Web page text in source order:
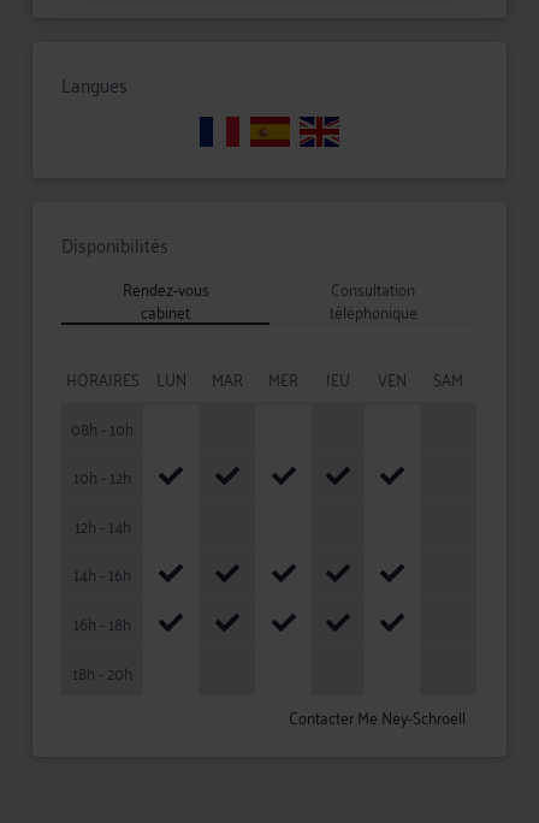
Langues
Disponibilités
Rendez-vous
cabinet
Consultation
téléphonique
HORAIRES LUN MAR MER JEU VEN
SAM
08h - 10h
10h - 12h
12h - 14h
14h - 16h
16h - 18h
18h - 20h
Contacter Me Ney-Schroell